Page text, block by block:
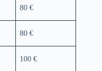
80 €
80 €
100 €